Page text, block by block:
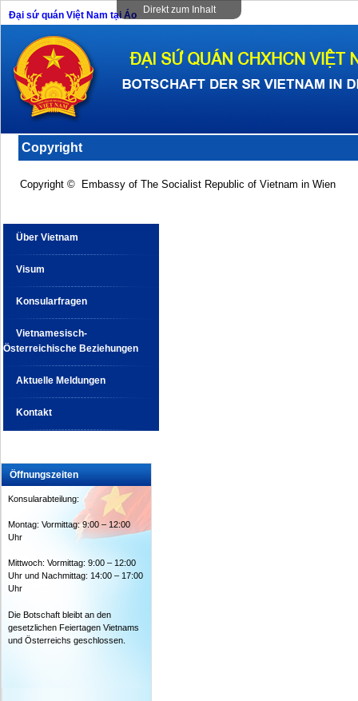
Direkt zum Inhalt
Đại sứ quán Việt Nam tại Áo
Copyright
Copyright © Embassy of The Socialist Republic of Vietnam in Wien
Über Vietnam
Visum
Konsularfragen
Vietnamesisch-
Österreichische Beziehungen
Aktuelle Meldungen
Kontakt
Öffnungszeiten
Konsularabteilung:
Montag: Vormittag: 9:00 – 12:00
Uhr
Mittwoch: Vormittag: 9:00 – 12:00
Uhr und Nachmittag: 14:00 – 17:00
Uhr
Die Botschaft bleibt an den
gesetzlichen Feiertagen Vietnams
und Österreichs geschlossen.